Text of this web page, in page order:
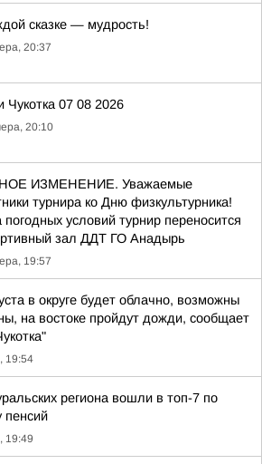
сказке — мудрость!
20:37
Чукотка 07 08 2026
20:10
ИЗМЕНЕНИЕ. Уважаемые
турнира ко Дню физкультурника!
погодных условий турнир переносится
зал ДДТ ГО Анадырь
19:57
в округе будет облачно, возможны
на востоке пройдут дожди, сообщает
19:54
региона вошли в топ-7 по
пенсий
19:49